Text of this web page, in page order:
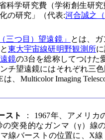
科学研究費（学術創生研
の研究」（代表:河合誠之
三つ目）望遠鏡」
とは、
東大宇宙線研明野観測所
鏡の3台を総称してつけた
チ望遠鏡にはそれぞれ三
、Multicolor Imaging
スト
： 1967年、アメリ
突発的なガンマ（γ）線
線バーストの位置に、X